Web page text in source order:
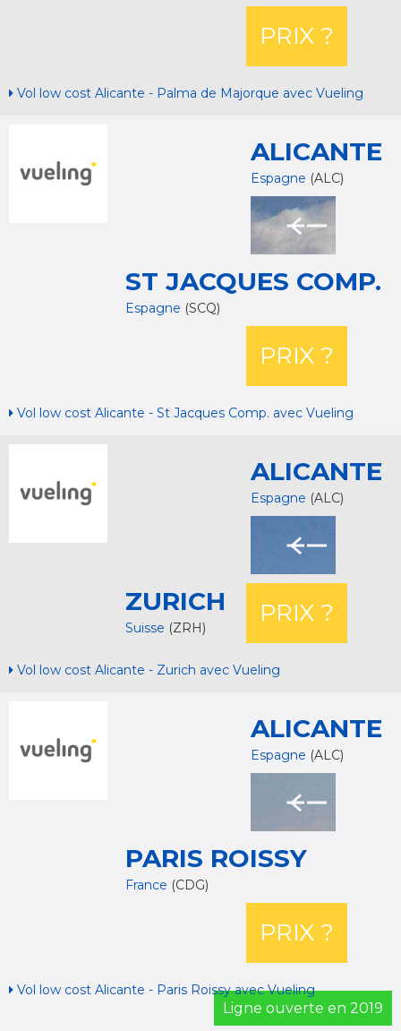
PRIX ?
Vol low cost Alicante - Palma de Majorque avec Vueling
ALICANTE
Espagne (ALC)
ST JACQUES COMP.
Espagne (SCQ)
PRIX ?
Vol low cost Alicante - St Jacques Comp. avec Vueling
ALICANTE
Espagne (ALC)
ZURICH
Suisse (ZRH)
PRIX ?
Vol low cost Alicante - Zurich avec Vueling
ALICANTE
Espagne (ALC)
PARIS ROISSY
France (CDG)
PRIX ?
Vol low cost Alicante - Paris Roissy avec Vueling
Ligne ouverte en 2019